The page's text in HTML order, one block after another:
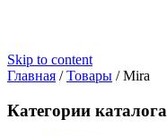
Skip to content
Главная /Товары /Mira
Категории каталога